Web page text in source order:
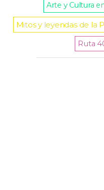
Arte y Cultura
Mitos y leyendas de la
Ruta